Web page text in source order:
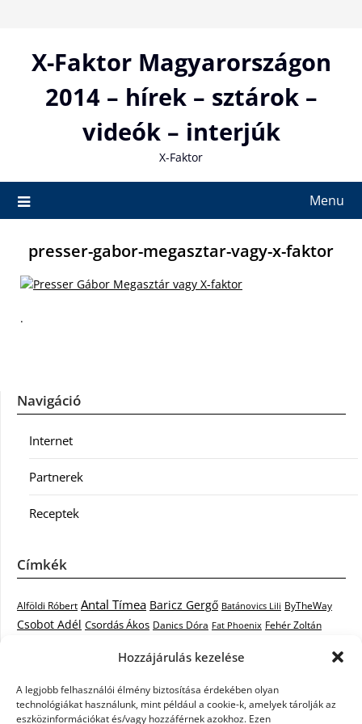
Hozzájárulás kezelése
A legjobb felhasználói élmény biztosítása érdekében olyan
technológiákat használunk, mint például a cookie-k, amelyek tárolják az
eszközinformációkat és/vagy hozzáférnek azokhoz. Ezen
contentX-Faktor Magyarországon
2014 – hírek – sztárok –
videók – interjúk
X-Faktor
Menu
presser-gabor-megasztar-vagy-x-faktor
.
Navigáció
Internet
Partnerek
Receptek
Címkék
Alföldi Róbert Antal Tímea Baricz Gergő Batánovics Lili ByTheWay
Csobot Adél Csordás Ákos Danics Dóra Fat Phoenix Fehér Zoltán
Kovács László Stone
Krasznai Tünde Like LiL C. Malek Miklós mentor Muri Enikő
Nagy Feró Oláh Gergő Péterffy Lili Rocktenors RTL Klub